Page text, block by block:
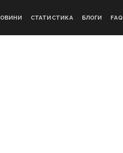
СТАТИСТИКА БЛОГИ FAQ